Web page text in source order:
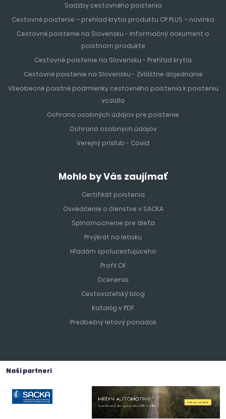
Sadzby cestovného poistenia
Cestovné poistenie – prehlad krytia produktu CP PLUS – novinka
Cestovné poistenie na Slovensku - Informačný dokument o
poistnom produkte
Cestovné poistenie na Slovensku - Prehľad krytia
Cestovné poistenie na Slovensku - Zvláštne dojednanie
Všeobecné poistné podmienky cestovného poistenia k poisteniu
vozidla
Ochrana osobných údajov pre poistenie
Ochrana osobných údajov
Verejný prísľub - Covid
Mohlo by Vás zaujímať
Certifikát poistenia
Osvedčenie o členstve v SACKA
Splnomocnenie pre dieťa
Prvýkrát na letisku
Hľadám spolucestujúceho
Profil CK
Ocenenia
Cestovateľský blog
Katalóg v PDF
Predbežný letový poriadok
Naši partneri